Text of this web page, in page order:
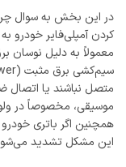
در این بخش به سوال
کردن آمپلی‌فایر
معمولاً به دلیل نوسان
متصل نباشند یا اتصال
موسیقی، مخصوصاً در
همچنین اگر باتری
این مشکل تشدید